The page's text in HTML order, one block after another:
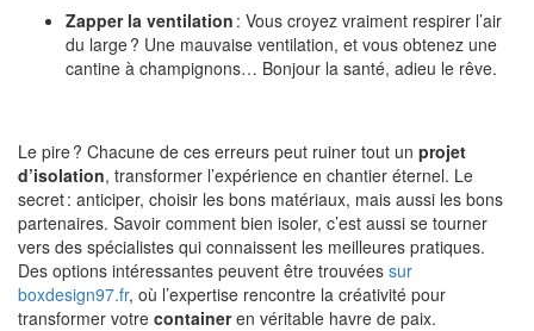
Zapper la ventilation : Vous croyez vraiment respirer l’air
du large ? Une mauvaise ventilation, et vous obtenez une
cantine à champignons… Bonjour la santé, adieu le rêve.
Le pire ? Chacune de ces erreurs peut ruiner tout un projet
d’isolation, transformer l’expérience en chantier éternel. Le
secret : anticiper, choisir les bons matériaux, mais aussi les bons
partenaires. Savoir comment bien isoler, c’est aussi se tourner
vers des spécialistes qui connaissent les meilleures pratiques.
Des options intéressantes peuvent être trouvées sur
boxdesign97.fr, où l’expertise rencontre la créativité pour
transformer votre containeren véritable havre de paix.